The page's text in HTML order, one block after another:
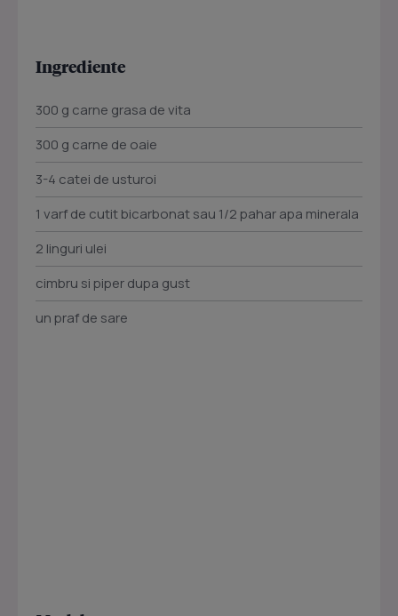
Ingrediente
300 g carne grasa de vita
300 g carne de oaie
3-4 catei de usturoi
1 varf de cutit bicarbonat sau 1/2 pahar apa minerala
2 linguri ulei
cimbru si piper dupa gust
un praf de sare